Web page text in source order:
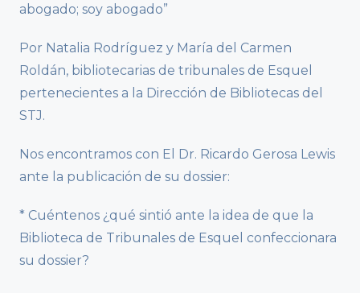
abogado; soy abogado”
Por Natalia Rodríguez y María del Carmen
Roldán, bibliotecarias de tribunales de Esquel
pertenecientes a la Dirección de Bibliotecas del
STJ.
Nos encontramos con El Dr. Ricardo Gerosa Lewis
ante la publicación de su dossier:
* Cuéntenos ¿qué sintió ante la idea de que la
Biblioteca de Tribunales de Esquel confeccionara
su dossier?